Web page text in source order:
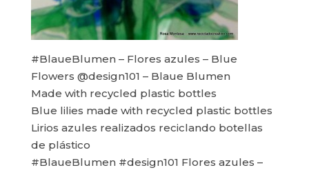
#BlaueBlumen – Flores azules – Blue
Flowers @design101 – Blaue Blumen
Made with recycled plastic bottles
Blue lilies made with recycled plastic bottles
Lirios azules realizados reciclando botellas
de plástico
#BlaueBlumen #design101 Flores azules –